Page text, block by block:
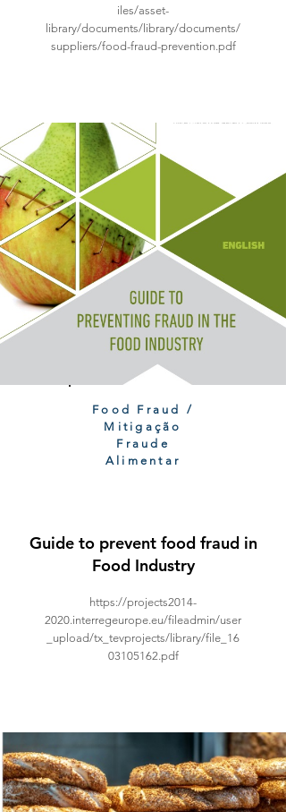
iles/asset-
library/documents/library/documents/
suppliers/food-fraud-prevention.pdf
Food Fraud /
Mitigação
Fraude
Alimentar
Guide to prevent food fraud in
Food Industry
https://projects2014-
2020.interregeurope.eu/fileadmin/user
_upload/tx_tevprojects/library/file_16
03105162.pdf